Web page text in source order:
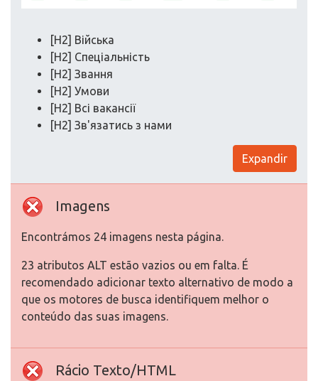
[H2] Війська
[H2] Спеціальність
[H2] Звання
[H2] Умови
[H2] Всі вакансії
[H2] Зв'язатись з нами
Expandir
Imagens
Encontrámos 24 imagens nesta página.
23 atributos ALT estão vazios ou em falta. É
recomendado adicionar texto alternativo de modo a
que os motores de busca identifiquem melhor o
conteúdo das suas imagens.
Rácio Texto/HTML